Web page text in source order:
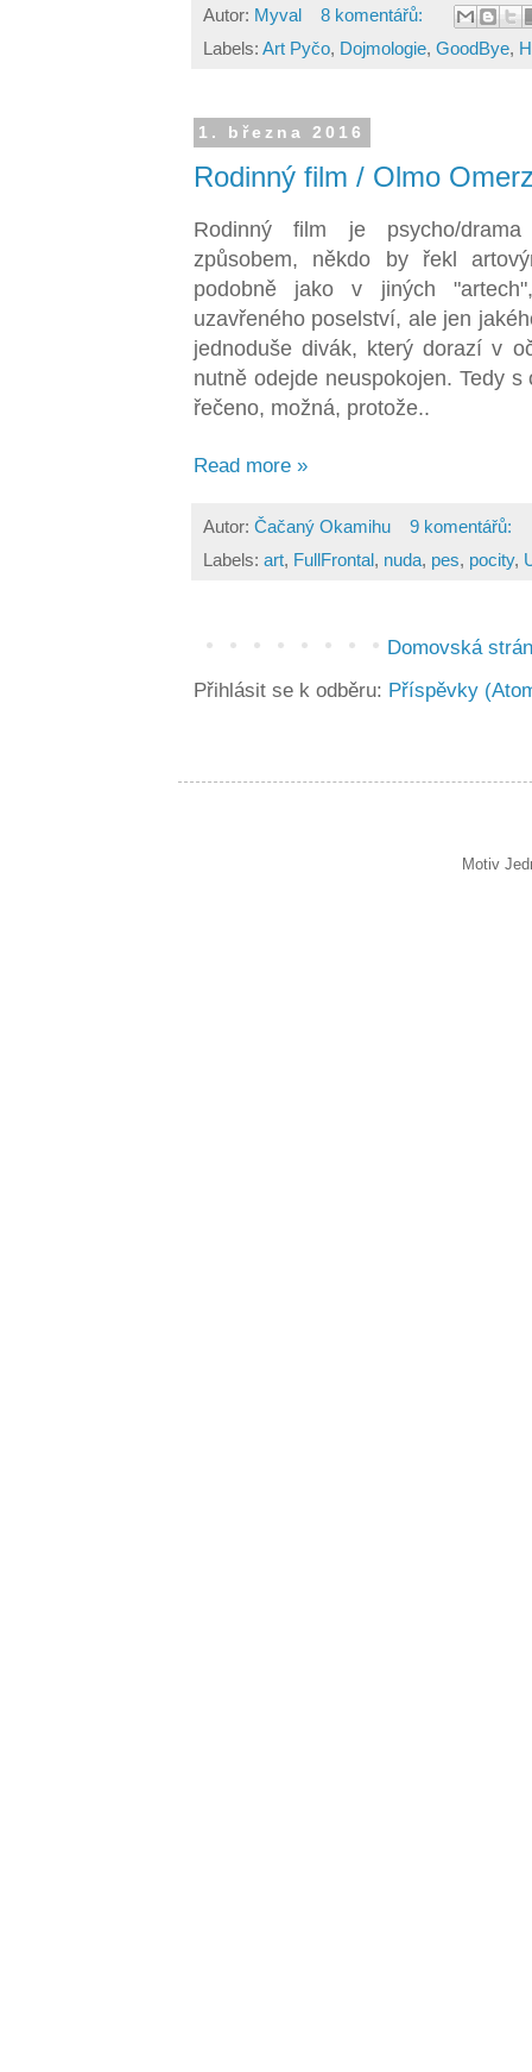
Autor: Myval
8 komentářů:
Labels: Art Pyčo, Dojmologie, GoodBye,
1. března 2016
Rodinný film / Olmo
Rodinný film je psycho/
způsobem, někdo by řekl
podobně jako v jiných
uzavřeného poselství, ale jen
jednoduše divák, který dorazí v
nutně odejde neuspokojen. Tedy
řečeno, možná, protože..
Read more »
Autor: Čačaný Okamihu
9 komentářů:
Labels: art, FullFrontal, nuda, pes, pocity,
Domovská
Přihlásit se k odběru: Příspěvky
Motiv